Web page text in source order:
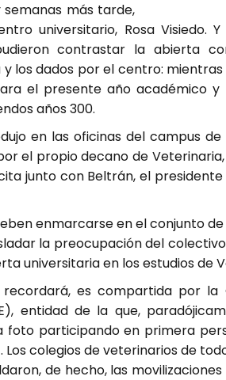
semanas más tarde,
universitario, Rosa Visiedo.
contrastar la abierta
los dados por el centro:
el presente año académico
años 300.
en las oficinas del campus
el propio decano de
junto con Beltrán, el
enmarcarse en el conjunto
la preocupación del
universitaria en los estudios de
es compartida por la
entidad de la que,
foto participando en primera
Los colegios de veterinarios de
de hecho, las movilizaciones